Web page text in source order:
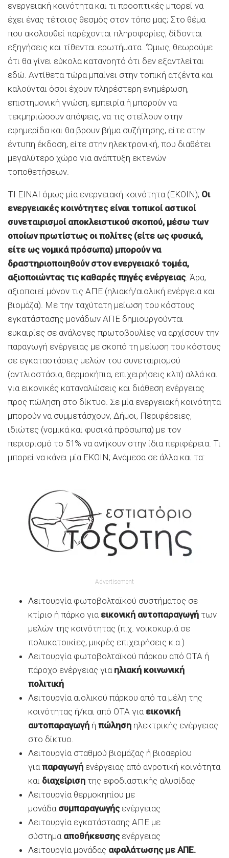
ενεργειακή κοινότητα και τι προοπτικές μπορεί να
έχει ένας τέτοιος θεσμός στον τόπο μας; Στο θέμα
που ακολουθεί παρέχονται πληροφορίες, δίδονται
εξηγήσεις και τίθενται ερωτήματα. ‘Όμως, θεωρούμε
ότι θα γίνει εύκολα κατανοητό ότι δεν εξαντλείται
εδώ. Αντίθετα τώρα μπαίνει στην τοπική ατζέντα και
καλούνται όσοι έχουν πληρέστερη ενημέρωση,
επιστημονική γνώση, εμπειρία ή μπορούν να
τεκμηριώσουν απόψεις, να τις στείλουν στην
εφημερίδα και θα βρουν βήμα συζήτησης, είτε στην
έντυπη έκδοση, είτε στην ηλεκτρονική, που διαθέτει
μεγαλύτερο χώρο για ανάπτυξη εκτενών
τοποθετήσεων.
ΤΙ ΕΙΝΑΙ όμως μία ενεργειακή κοινότητα (ΕΚΟΙΝ); Οι
ενεργειακές κοινότητες είναι τοπικοί αστικοί
συνεταιρισμοί αποκλειστικού σκοπού, μέσω των
οποίων πρωτίστως οι πολίτες (είτε ως φυσικά,
είτε ως νομικά πρόσωπα) μπορούν να
δραστηριοποιηθούν στον ενεργειακό τομέα,
αξιοποιώντας τις καθαρές πηγές ενέργειας. Άρα,
αξιοποιεί μόνον τις ΑΠΕ (ηλιακή/αιολική ενέργεια και
βιομάζα). Με την ταχύτατη μείωση του κόστους
εγκατάστασης μονάδων ΑΠΕ δημιουργούνται
ευκαιρίες σε ανάλογες πρωτοβουλίες να αρχίσουν την
παραγωγή ενέργειας με σκοπό τη μείωση του κόστους
σε εγκαταστάσεις μελών του συνεταιρισμού
(αντλιοστάσια, θερμοκήπια, επιχειρήσεις κλπ) αλλά και
για εικονικές καταναλώσεις και διάθεση ενέργειας
προς πώληση στο δίκτυο. Σε μία ενεργειακή κοινότητα
μπορούν να συμμετάσχουν, Δήμοι, Περιφέρειες,
ιδιώτες (νομικά και φυσικά πρόσωπα) με τον
περιορισμό το 51% να ανήκουν στην ίδια περιφέρεια. Τι
μπορεί να κάνει μία ΕΚΟΙΝ; Ανάμεσα σε άλλα και τα:
Advertisement
Λειτουργία φωτοβολταϊκού συστήματος σε
κτίριο ή πάρκο για εικονική αυτοπαραγωγή των
μελών της κοινότητας (π.χ. νοικοκυριά σε
πολυκατοικίες, μικρές επιχειρήσεις κ.α.)
Λειτουργία φωτοβολταϊκού πάρκου από ΟΤΑ ή
πάροχο ενέργειας για ηλιακή κοινωνική
πολιτική
Λειτουργία αιολικού πάρκου από τα μέλη της
κοινότητας ή/και από ΟΤΑ για εικονική
αυτοπαραγωγή ή πώληση ηλεκτρικής ενέργειας
στο δίκτυο.
Λειτουργία σταθμού βιομάζας ή βιοαερίου
γιαπαραγωγή ενέργειας από αγροτική κοινότητα
και διαχείριση της εφοδιαστικής αλυσίδας
Λειτουργία θερμοκηπίου με
μονάδα συμπαραγωγήςενέργειας
Λειτουργία εγκατάστασης ΑΠΕ με
σύστημα αποθήκευσηςενέργειας
Λειτουργία μονάδας αφαλάτωσης με ΑΠΕ.